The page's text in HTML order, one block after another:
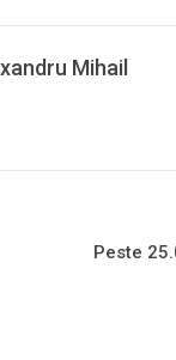
Mihail
Peste